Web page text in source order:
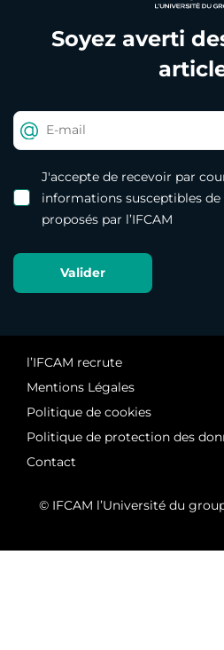
Soyez averti
J'accepte de recevoir par
informations susceptibles
proposés par l’IFCAM
l’IFCAM recrute
Mentions Légales
Politique de cookies
Politique de protection des
Contact
© IFCAM l’Université du